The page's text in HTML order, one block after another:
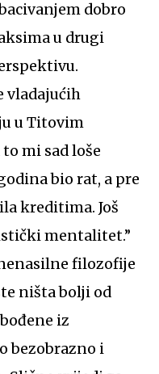
dobro
u drugi
vladajućih
u Titovim
mi sad loše
bio rat, a pre
kreditima. Još
mentalitet.”
filozofije
ništa bolji od
iz
bezobrazno i